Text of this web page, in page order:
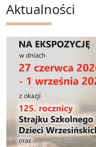
Aktualności